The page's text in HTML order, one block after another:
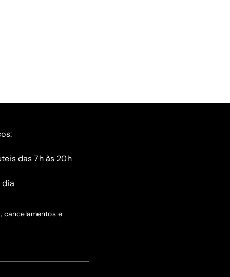
das 7h às 20h
dia
cancelamentos e